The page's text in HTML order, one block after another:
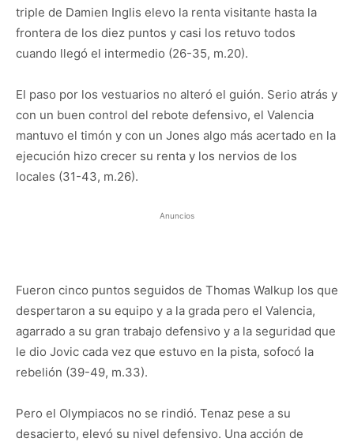
triple de Damien Inglis elevo la renta visitante hasta la
frontera de los diez puntos y casi los retuvo todos
cuando llegó el intermedio (26-35, m.20).
El paso por los vestuarios no alteró el guión. Serio atrás y
con un buen control del rebote defensivo, el Valencia
mantuvo el timón y con un Jones algo más acertado en la
ejecución hizo crecer su renta y los nervios de los
locales (31-43, m.26).
Anuncios
Fueron cinco puntos seguidos de Thomas Walkup los que
despertaron a su equipo y a la grada pero el Valencia,
agarrado a su gran trabajo defensivo y a la seguridad que
le dio Jovic cada vez que estuvo en la pista, sofocó la
rebelión (39-49, m.33).
Pero el Olympiacos no se rindió. Tenaz pese a su
desacierto, elevó su nivel defensivo. Una acción de